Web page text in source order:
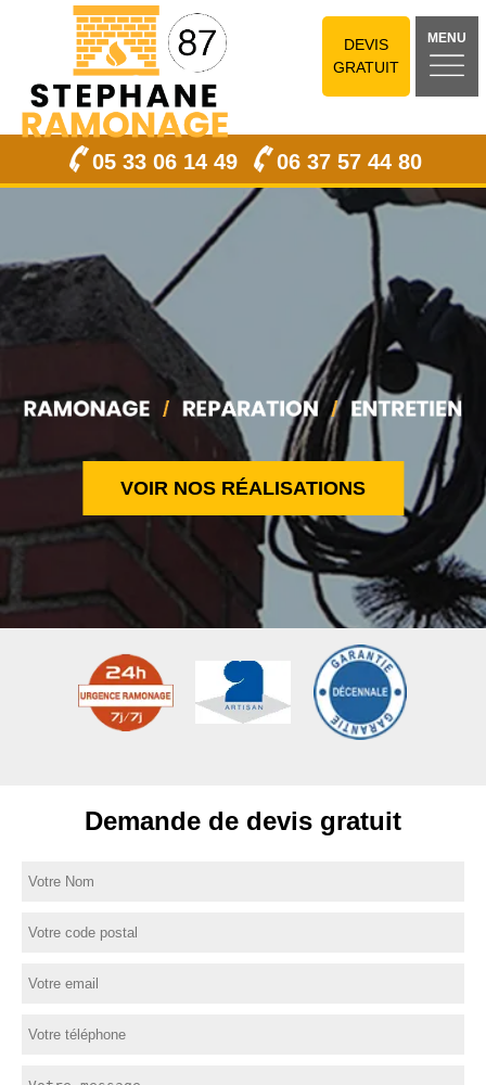
DEVIS
GRATUIT
MENU
05 33 06 14 49 06 37 57 44 80
VOIR NOS RÉALISATIONS
Demande de devis gratuit